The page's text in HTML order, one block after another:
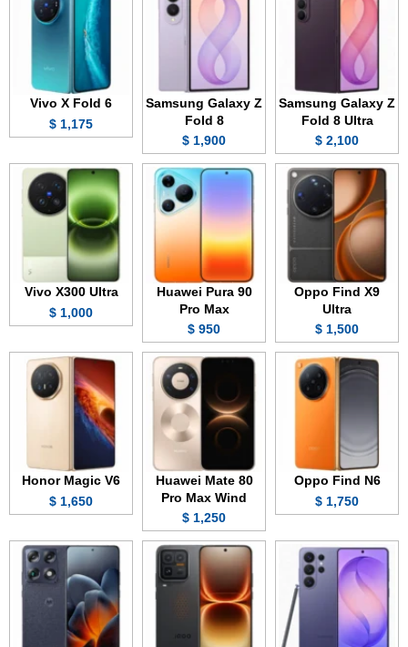
Samsung Galaxy Z
Fold 8 Ultra
2,100 $
Samsung Galaxy Z
Fold 8
1,900 $
Vivo X Fold 6
1,175 $
Oppo Find X9
Ultra
1,500 $
Huawei Pura 90
Pro Max
950 $
Vivo X300 Ultra
1,000 $
Oppo Find N6
1,750 $
Huawei Mate 80
Pro Max Wind
1,250 $
Honor Magic V6
1,650 $